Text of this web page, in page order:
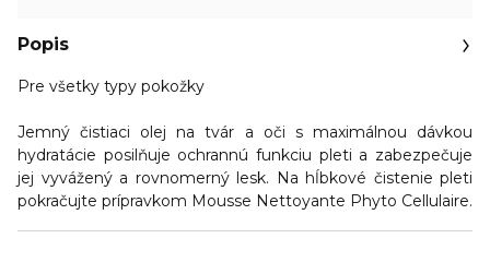
Popis
Pre všetky typy pokožky
Jemný čistiaci olej na tvár a oči s maximálnou dávkou
hydratácie posilňuje ochrannú funkciu pleti a zabezpečuje
jej vyvážený a rovnomerný lesk. Na hĺbkové čistenie pleti
pokračujte prípravkom Mousse Nettoyante Phyto Cellulaire.